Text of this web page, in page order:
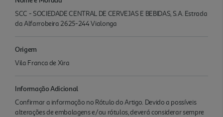
SCC - SOCIEDADE CENTRAL DE CERVEJAS E BEBIDAS, S.A. Estrada
da Alfarrobeira 2625-244 Vialonga
Origem
Vila Franca de Xira
Informação Adicional
Confirmar a informação no Rótulo do Artigo. Devido a possíveis
alterações de embalagens e/ou rótulos, deverá considerar sempre